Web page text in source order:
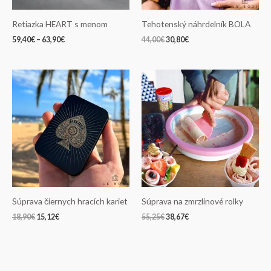
Retiazka HEART s menom
59,40€ – 63,90€
Tehotenský náhrdelník BOLA
44,00€30,80€
Súprava čiernych hracích kariet
18,90€
Pôvodná
cena
bola:
18,90€.
15,12€
Aktuálna
cena
je:
15,12€.
Súprava na zmrzlinové rolky
55,25€
Pôvodná
bola:
55,25€.
38,67€
Aktuálna
cena
je:
38,67€.